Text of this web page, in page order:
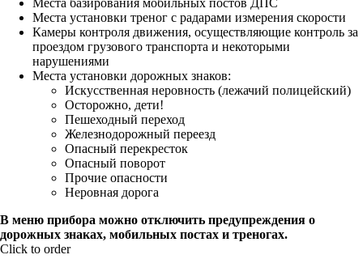
Места установки треног с радарами измерения скорости
Камеры контроля движения, осуществляющие контроль за
проездом грузового транспорта и некоторыми
нарушениями
Места установки дорожных знаков:
Искусственная неровность (лежачий полицейский)
Осторожно, дети!
Пешеходный переход
Железнодорожный переезд
Опасный перекресток
Опасный поворот
Прочие опасности
Неровная дорога
В меню прибора можно отключить предупреждения о
дорожных знаках, мобильных постах и треногах.
Click to order